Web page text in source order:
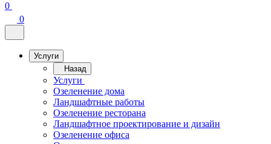
0
0
Услуги
Назад
Услуги
Озеленение дома
Ландшафтные работы
Озеленение ресторана
Ландшафтное проектирование и дизайн
Озеленение офиса